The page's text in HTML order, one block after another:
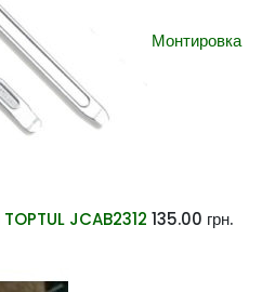
Монтировка
JCAB2312 135.00 грн.